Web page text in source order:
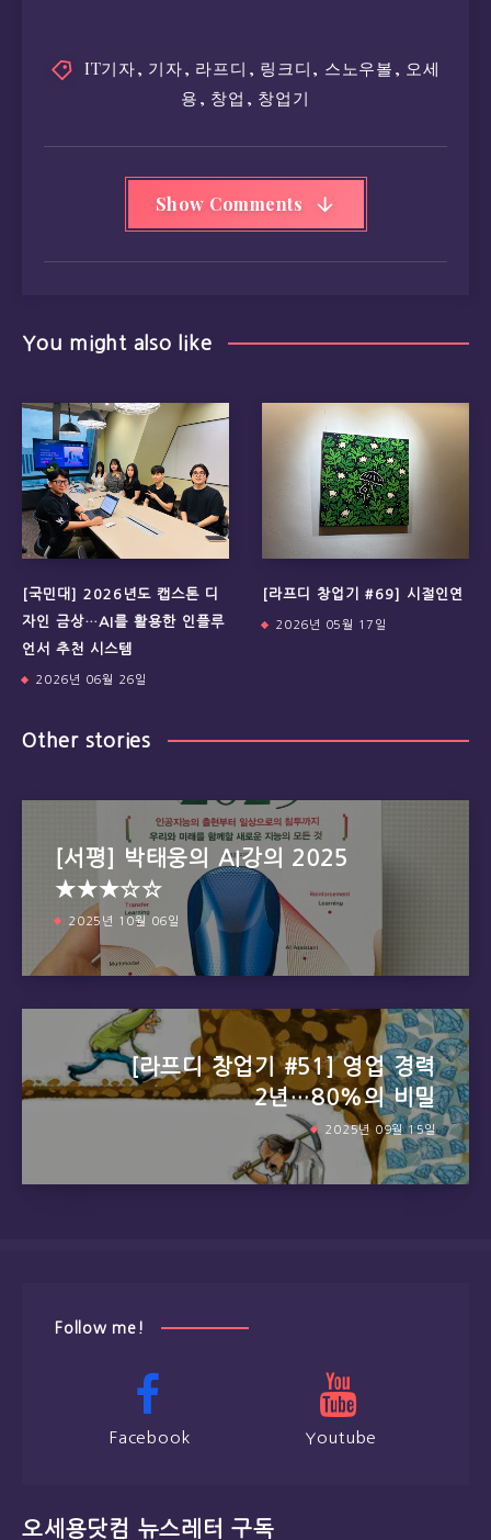
IT기자, 기자, 라프디 , 링크디 , 스노우볼 , 오세
용 , 창업 , 창업기
Show Comments
You might also like
[국민대] 2026년도 캡스톤 디
자인 금상…AI를 활용한 인플루
언서 추천 시스템
2026년 06월 26일
[라프디 창업기 #69] 시절인연
2026년 05월 17일
Other stories
[서평] 박태웅의 AI강의 2025
★★★☆☆
2025년 10월 06일
[라프디 창업기 #51] 영업 경력
2년…80%의 비밀
2025년 09월 15일
Follow me!
Facebook Youtube
오세용닷컴 뉴스레터 구독